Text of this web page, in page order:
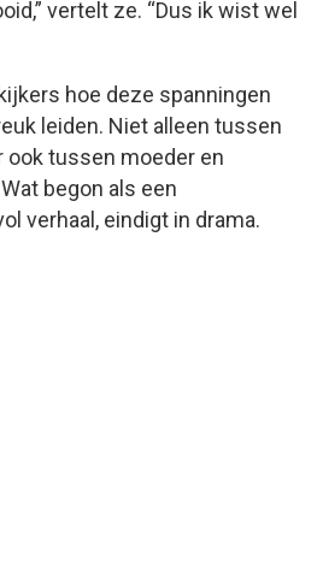
vertelt ze. “Dus ik wist wel
hoe deze spanningen
leiden. Niet alleen tussen
ook tussen moeder en
begon als een
verhaal, eindigt in drama.